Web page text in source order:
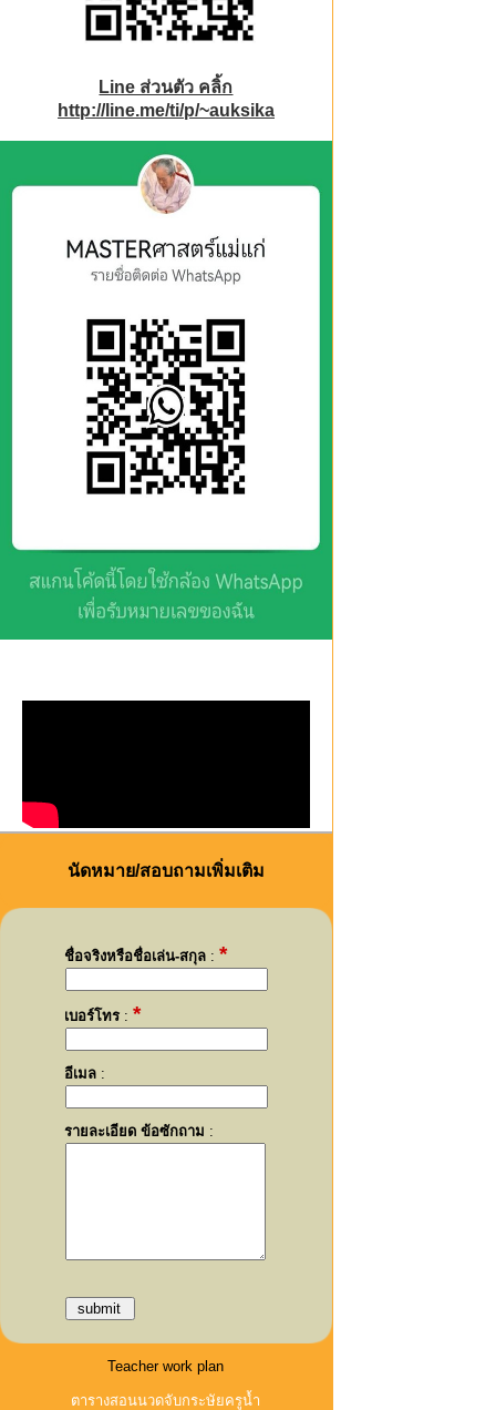
Line ส่วนตัว คลิ้ก
http://line.me/ti/p/~auksika
นัดหมาย/สอบถามเพิ่มเติม
ชื่อจริงหรือชื่อเล่น-สกุล :*
เบอร์โทร :*
อีเมล :
รายละเอียด ข้อซักถาม :
Teacher work plan
ตารางสอนนวดจับกระษัยครูน้ำ